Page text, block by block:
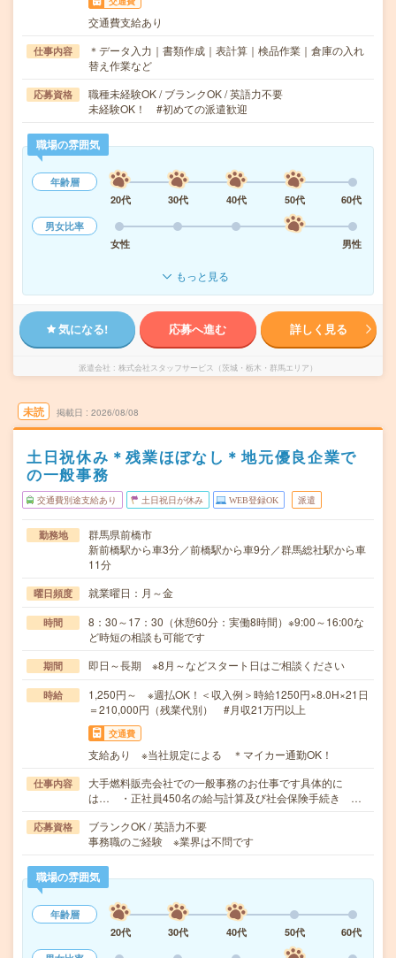
交通費支給あり
仕事内容
＊データ入力｜書類作成｜表計算｜検品作業｜倉庫の入れ
替え作業など
応募資格
職種未経験OK / ブランクOK / 英語力不要
未経験OK！ #初めての派遣歓迎
職場の雰囲気
年齢層
20代
30代 40代 50代
60代
男女比率
女性
男性
もっと見る
気になる! 応募へ進む 詳しく見る
派遣会社 株式会社スタッフサービス（茨城・栃木・群馬エリア）
未読 掲載日 2026/08/08
土日祝休み＊残業ほぼなし＊地元優良企業で
の一般事務
交通費別途支給あり 土日祝日が休み WEB登録OK 派遣
勤務地
群馬県前橋市
新前橋駅から車3分／前橋駅から車9分／群馬総社駅から車
11分
曜日頻度 就業曜日：月～金
時間
8：30～17：30（休憩60分：実働8時間）※9:00～16:00な
ど時短の相談も可能です
期間 即日～長期 ※8月～などスタート日はご相談ください
時給
1,250円～ ※週払OK！＜収入例＞時給1250円×8.0H×21日
＝210,000円（残業代別） #月収21万円以上
交通費
支給あり ※当社規定による ＊マイカー通勤OK！
仕事内容
大手燃料販売会社での一般事務のお仕事です具体的に
は… ・正社員450名の給与計算及び社会保険手続き …
応募資格
ブランクOK / 英語力不要
事務職のご経験 ※業界は不問です
職場の雰囲気
年齢層
20代
30代 40代 50代
60代